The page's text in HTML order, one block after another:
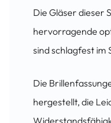
Die Gläser dieser
hervorragende
sind schlagfest im
Die
hergestellt, die